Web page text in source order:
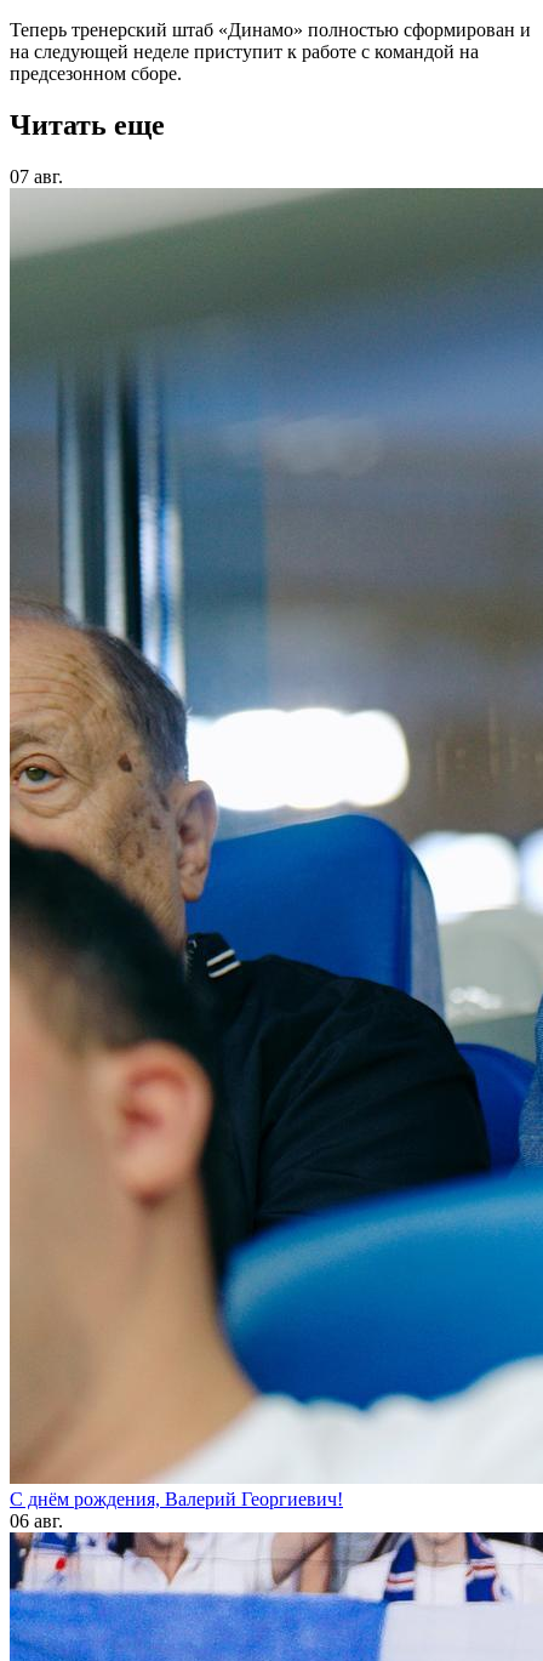
Теперь тренерский штаб «Динамо» полностью сформирован и
на следующей неделе приступит к работе с командой на
предсезонном сборе.
Читать еще
07 авг.
С днём рождения, Валерий Георгиевич!
06 авг.